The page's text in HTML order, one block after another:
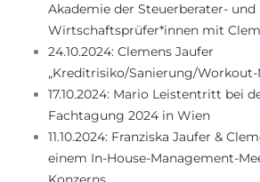
Akademie der Steuerberater- und
Wirtschaftsprüfer*innen mit
24.10.2024: Clemens Jaufer
„Kreditrisiko/Sanierung/Workout-
17.10.2024: Mario Leistentritt bei
Fachtagung 2024 in Wien
11.10.2024: Franziska Jaufer &
einem In-House-Management-